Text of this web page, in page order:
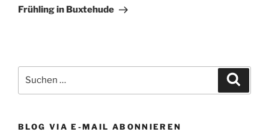
Beitrag
Frühling in Buxtehude
nach:
BLOG VIA E-MAIL ABONNIEREN